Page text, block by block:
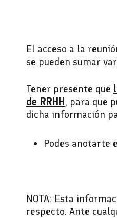
El acceso a la
se pueden sumar
Tener presente que
de RRHH, para que
dicha información
Podes anotarte
NOTA: Esta
respecto. Ante